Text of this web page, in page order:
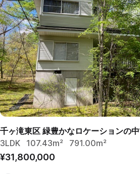
千ヶ滝東区 緑豊かなロケーションの
3LDK
107.43m² 791.00m²
¥31,800,000